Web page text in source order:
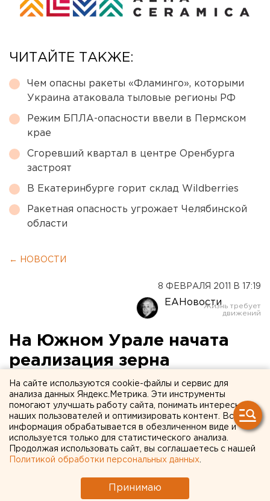
ЧИТАЙТЕ ТАКЖЕ:
Чем опасны ракеты «Фламинго», которыми
Украина атаковала тыловые регионы РФ
Режим БПЛА-опасности ввели в Пермском
крае
Сгоревший квартал в центре Оренбурга
застроят
В Екатеринбурге горит склад Wildberries
Ракетная опасность угрожает Челябинской
области
← НОВОСТИ
8 ФЕВРАЛЯ 2011 В 17:19
ЕАНовости
На Южном Урале начата
реализация зерна
государственного
интервенционного фонда
Министр сельского хозяйства РФ Елена
Скрынник призвала южноуральских аграриев
активнее использовать механизм биржевых
интервенции для пополнения запасов зерна,
На сайте используются cookie-файлы и сервис для
анализа данных Яндекс.Метрика. Эти инструменты
помогают улучшать работу сайта, понимать интересы
наших пользователей и оптимизировать контент. Вся
информация обрабатывается в обезличенном виде и
используется только для статистического анализа.
Продолжая использовать сайт, вы соглашаетесь с нашей
Политикой обработки персональных данных
Принимаю